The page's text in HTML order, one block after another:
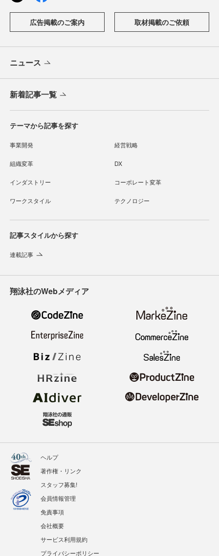
広告掲載のご案内 取材掲載のご依頼
ニュース
新着記事一覧
テーマから記事を探す
事業開発 経営戦略
組織変革 DX
インダストリー コーポレート変革
ワークスタイル テクノロジー
記事スタイルから探す
連載記事
翔泳社のWebメディア
ヘルプ
著作権・リンク
スタッフ募集!
会員情報管理
免責事項
会社概要
サービス利用規約
プライバシーポリシー